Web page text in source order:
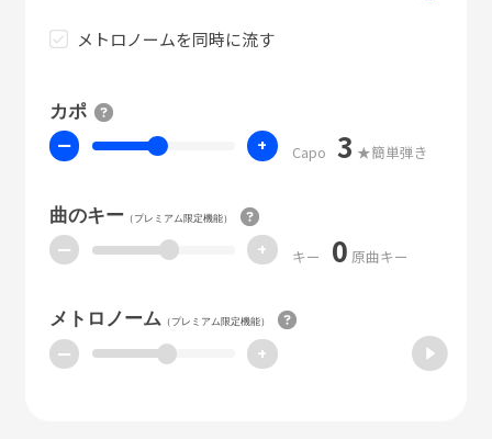
メトロノームを同時に流す
カポ
ー + Capo 3 ★簡単弾き
曲のキー（プレミアム限定機能）
ー + キー 0 原曲キー
メトロノーム（プレミアム限定機能）
ー +